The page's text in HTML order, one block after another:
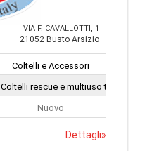
VIA F. CAVALLOTTI, 1
21052 Busto Arsizio
Coltelli e Accessori
Coltelli rescue e multiuso tattici
Nuovo
Dettagli»